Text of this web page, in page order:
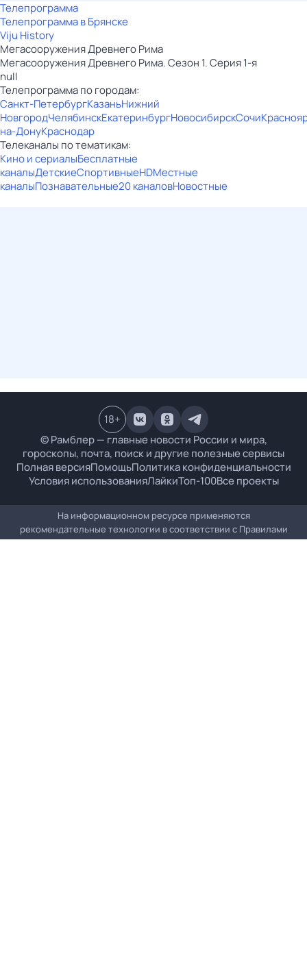
Телепрограмма
Телепрограмма в Брянске
Viju History
Мегасооружения Древнего Рима
Мегасооружения Древнего Рима. Сезон 1. Серия 1-я
null
Телепрограмма по городам:
Санкт-ПетербургКазаньНижний
НовгородЧелябинскЕкатеринбургНовосибирскСочи
на-ДонуКраснодар
Телеканалы по тематикам:
Кино и сериалыБесплатные
каналыДетскиеСпортивныеHDМестные
каналыПознавательные20 каналовНовостные
© Рамблер — главные новости России и мира,
гороскопы, почта, поиск и другие полезные сервисы
Полная версияПомощьПолитика конфиденциальности
Условия использованияЛайкиТоп-100Все проекты
18+
На информационном ресурсе применяются
рекомендательные технологии в соответствии с Правилами